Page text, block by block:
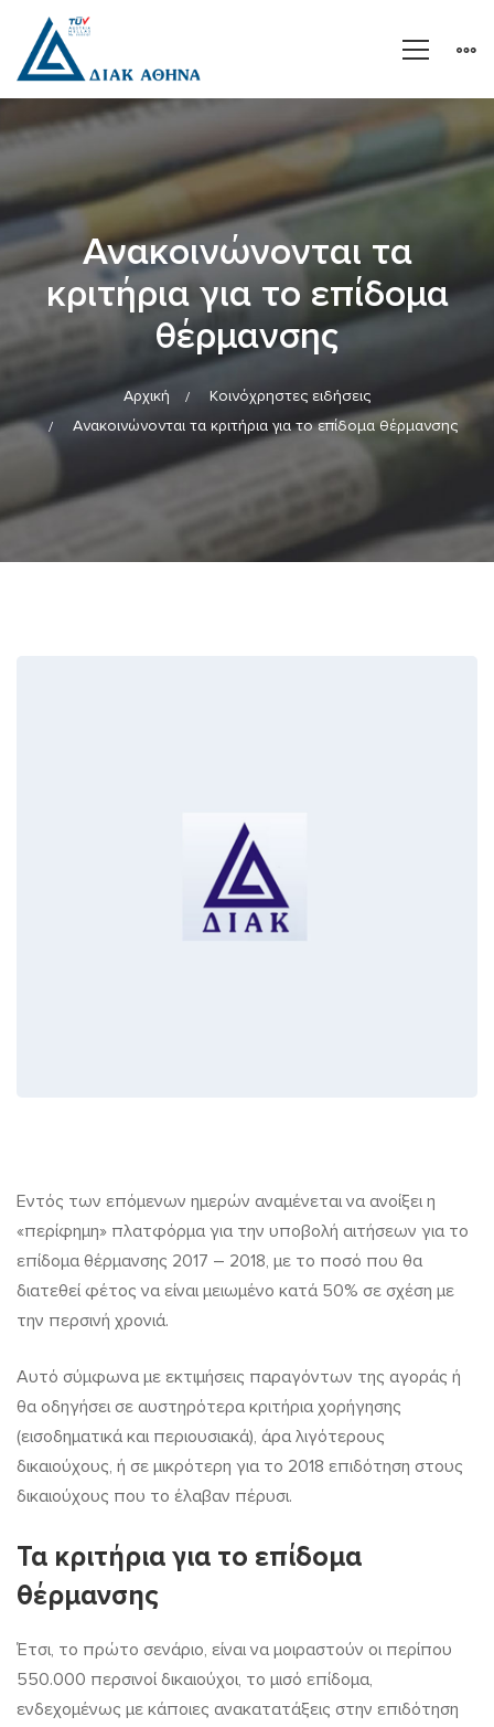
Ανακοινώνονται τα
κριτήρια για το επίδομα
θέρμανσης
Αρχική
Κοινόχρηστες ειδήσεις
Ανακοινώνονται τα κριτήρια για το επίδομα θέρμανσης
Ανακοινώνονται
τα
κριτήρια
για
επίδομα
θέρμανσης
Εντός των επόμενων ημερών αναμένεται να ανοίξει η
«περίφημη» πλατφόρμα για την υποβολή αιτήσεων για το
επίδομα θέρμανσης 2017 – 2018, με το ποσό που θα
διατεθεί φέτος να είναι μειωμένο κατά 50% σε σχέση με
την περσινή χρονιά.
Αυτό σύμφωνα με εκτιμήσεις παραγόντων της αγοράς ή
θα οδηγήσει σε αυστηρότερα κριτήρια χορήγησης
(εισοδηματικά και περιουσιακά), άρα λιγότερους
δικαιούχους, ή σε μικρότερη για το 2018 επιδότηση στους
δικαιούχους που το έλαβαν πέρυσι.
Τα κριτήρια για το επίδομα
θέρμανσης
Έτσι, το πρώτο σενάριο, είναι να μοιραστούν οι περίπου
550.000 περσινοί δικαιούχοι, το μισό επίδομα,
ενδεχομένως με κάποιες ανακατατάξεις στην επιδότηση